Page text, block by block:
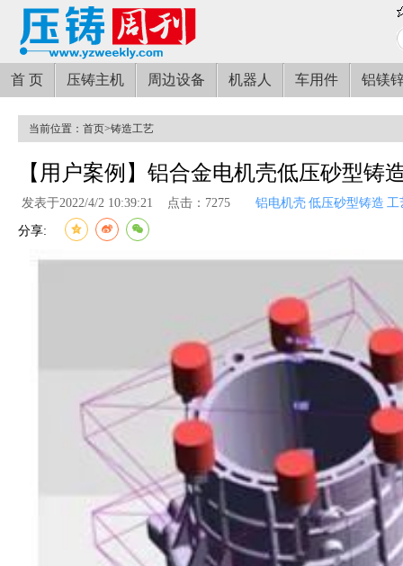
首 页 压铸主机 周边设备 机器人 车用件 铝镁
当前位置： 首页>铸造工艺
【用户案例】铝合金电机壳低压砂型铸
发表于2022/4/2 10:39:21 点击：7275 铝电机壳 低压砂型铸造 工
分享: